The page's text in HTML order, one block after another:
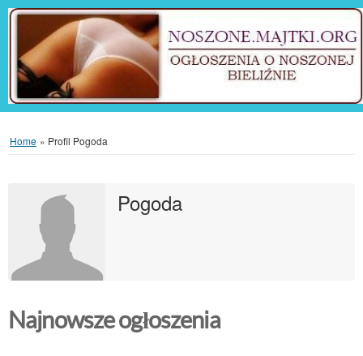
Home » Profil Pogoda
Pogoda
Najnowsze ogłoszenia